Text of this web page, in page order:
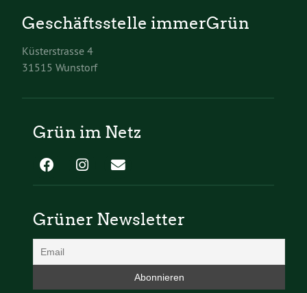
Geschäftsstelle immerGrün
Küsterstrasse 4
31515 Wunstorf
Grün im Netz
Grüner Newsletter